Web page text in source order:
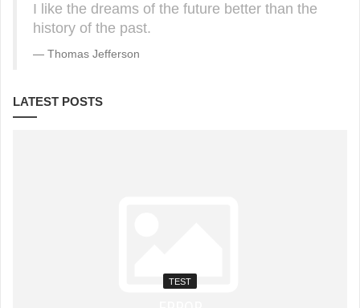
I like the dreams of the future better than the
history of the past.
Thomas Jefferson
LATEST POSTS
TEST